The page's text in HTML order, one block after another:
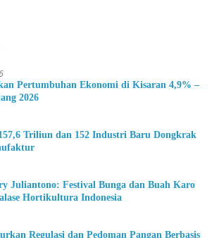
Pertumbuhan Ekonomi di Kisaran 4,9% –
2026
Triliun dan 152 Industri Baru Dongkrak
Juliantono: Festival Bunga dan Buah Karo
Hortikultura Indonesia
Regulasi dan Pedoman Pangan Berbasis